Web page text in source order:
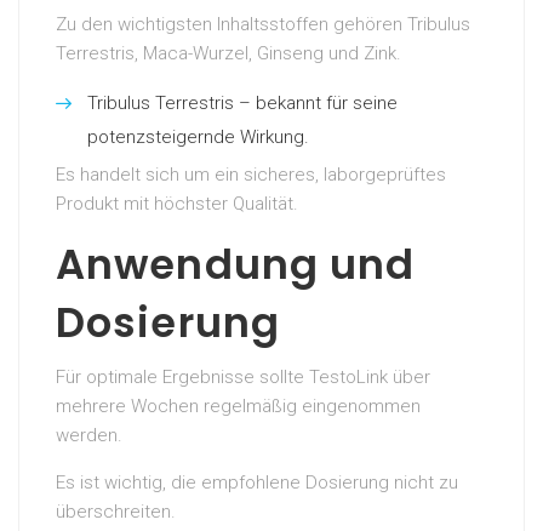
Zu den wichtigsten Inhaltsstoffen gehören Tribulus
Terrestris, Maca-Wurzel, Ginseng und Zink.
Tribulus Terrestris – bekannt für seine
potenzsteigernde Wirkung.
Es handelt sich um ein sicheres, laborgeprüftes
Produkt mit höchster Qualität.
Anwendung und
Dosierung
Für optimale Ergebnisse sollte TestoLink über
mehrere Wochen regelmäßig eingenommen
werden.
Es ist wichtig, die empfohlene Dosierung nicht zu
überschreiten.